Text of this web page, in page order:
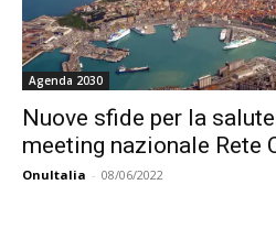
Agenda 2030
Nuove sfide per la
meeting nazionale Rete
OnuItalia - 08/06/2022